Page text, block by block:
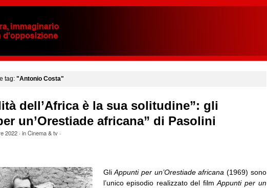
tag: "Antonio Costa"
dell’Africa è la sua solitudine”: gli
un’Orestiade africana” di Pasolini
2022· inCinema & tv·
GliAppunti per un’Orestiade africana (1969) sono
l’unico episodio realizzato del filmAppunti per un